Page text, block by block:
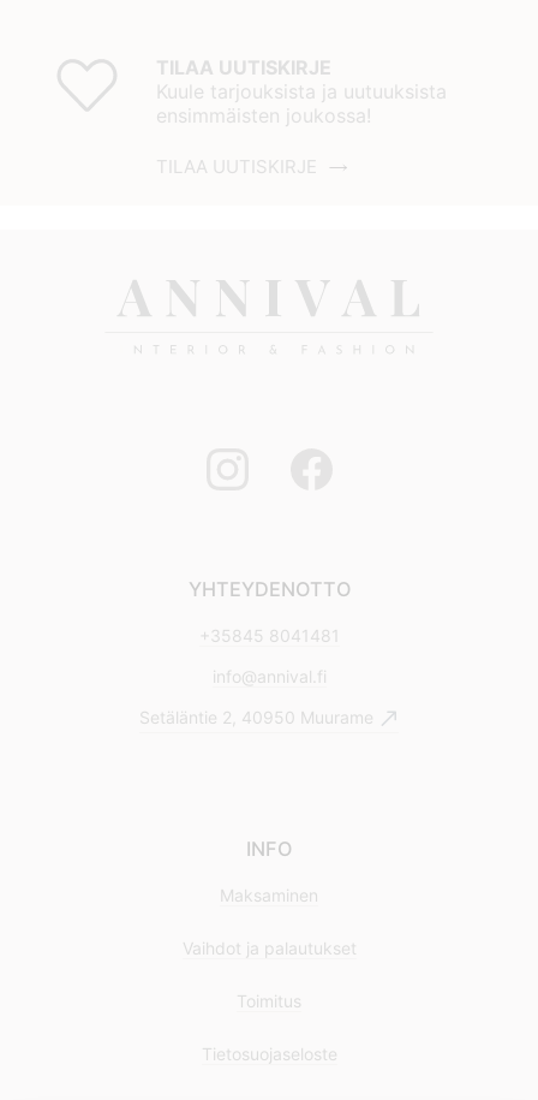
TILAA UUTISKIRJE
Kuule tarjouksista ja uutuuksista
ensimmäisten joukossa!
TILAA UUTISKIRJE
YHTEYDENOTTO
+35845 8041481
info@annival.fi
Setäläntie 2, 40950 Muurame
INFO
Maksaminen
Vaihdot ja palautukset
Toimitus
Tietosuojaseloste